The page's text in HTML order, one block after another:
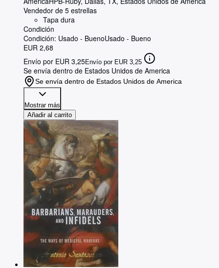
Vendedor de 5 estrellas
Tapa dura
Condición
Condición: Usado - BuenoUsado - Bueno
EUR 2,68
Envío por EUR 3,25Envío por EUR 3,25
Se envía dentro de Estados Unidos de America
Se envía dentro de Estados Unidos de America
Mostrar más
Añadir al carrito